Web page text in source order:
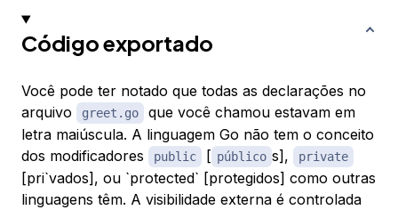
Código exportado
Você pode ter notado que todas as declarações no
arquivo
greet.go
que você chamou estavam em
letra maiúscula. A linguagem Go não tem o conceito
dos modificadores
public [ público s], private
[pri`vados], ou `protected` [protegidos] como outras
linguagens têm. A visibilidade externa é controlada